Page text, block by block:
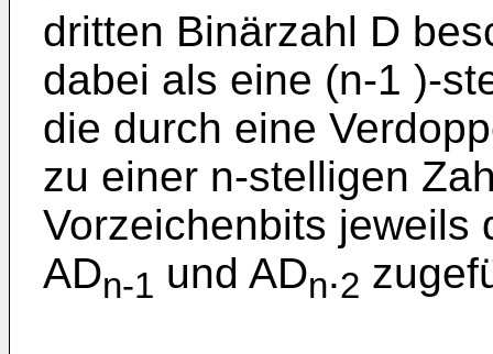
dritten Binärzahl D
dabei als eine (n-1 )-
die durch eine
zu einer n-stelligen
Vorzeichenbits jeweils
ADn-1 und ADn.2